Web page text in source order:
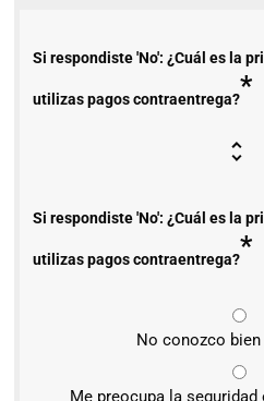
Si respondiste 'No': ¿Cuál es la
utilizas pagos contraentrega?*
Si respondiste 'No': ¿Cuál es la
utilizas pagos contraentrega?*
No conozco
Me preocupa la